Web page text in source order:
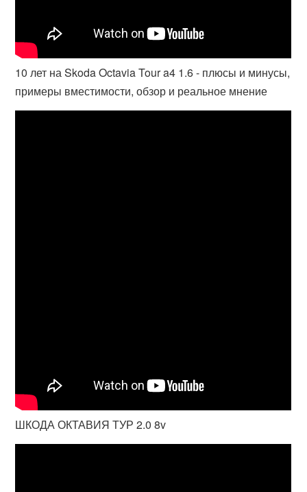
10 лет на Skoda Octavia Tour a4 1.6 - плюсы и минусы,
примеры вместимости, обзор и реальное мнение
ШКОДА ОКТАВИЯ ТУР 2.0 8v